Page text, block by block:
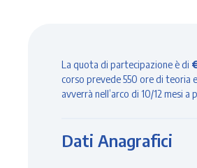
Corso
Operatore
Socio
La quota di partecipazione è di
corso prevede 550 ore di teoria
avverrà nell’arco di 10/12 mesi
Dati Anagrafici